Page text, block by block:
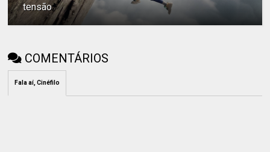
tensão
COMENTÁRIOS
Fala aí, Cinéfilo